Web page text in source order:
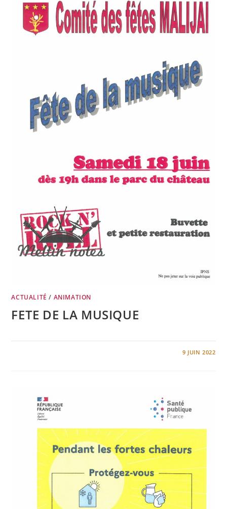
ACTUALITÉ / ANIMATION
FETE DE LA MUSIQUE
9 JUIN 2022